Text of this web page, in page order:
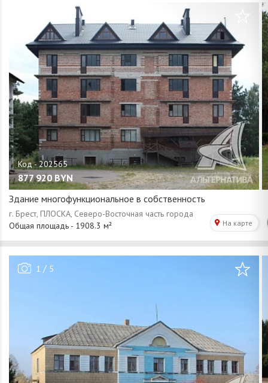
877 920 BYN
Здание многофункциональное в собственность
1 / 5